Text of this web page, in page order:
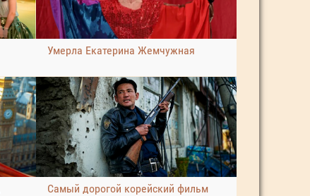
Умерла Екатерина Жемчужная
Самый дорогой корейский фильм